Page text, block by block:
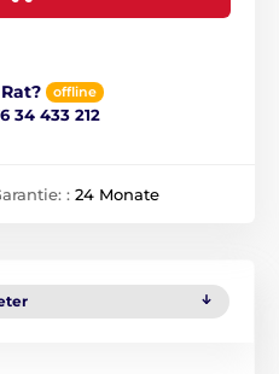
offline
34 433 212
: 24 Monate